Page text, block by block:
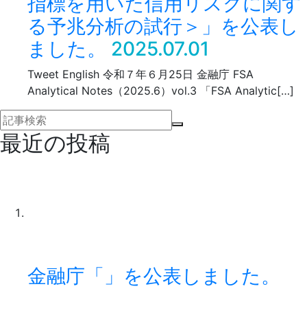
る予兆分析の試行＞」を公表し
ました。
2025.07.01
Tweet English 令和７年６月25日 金融庁 FSA
Analytical Notes（2025.6）vol.3 「FSA Analytic[…]
最近の投稿
金融庁「」を公表しました。